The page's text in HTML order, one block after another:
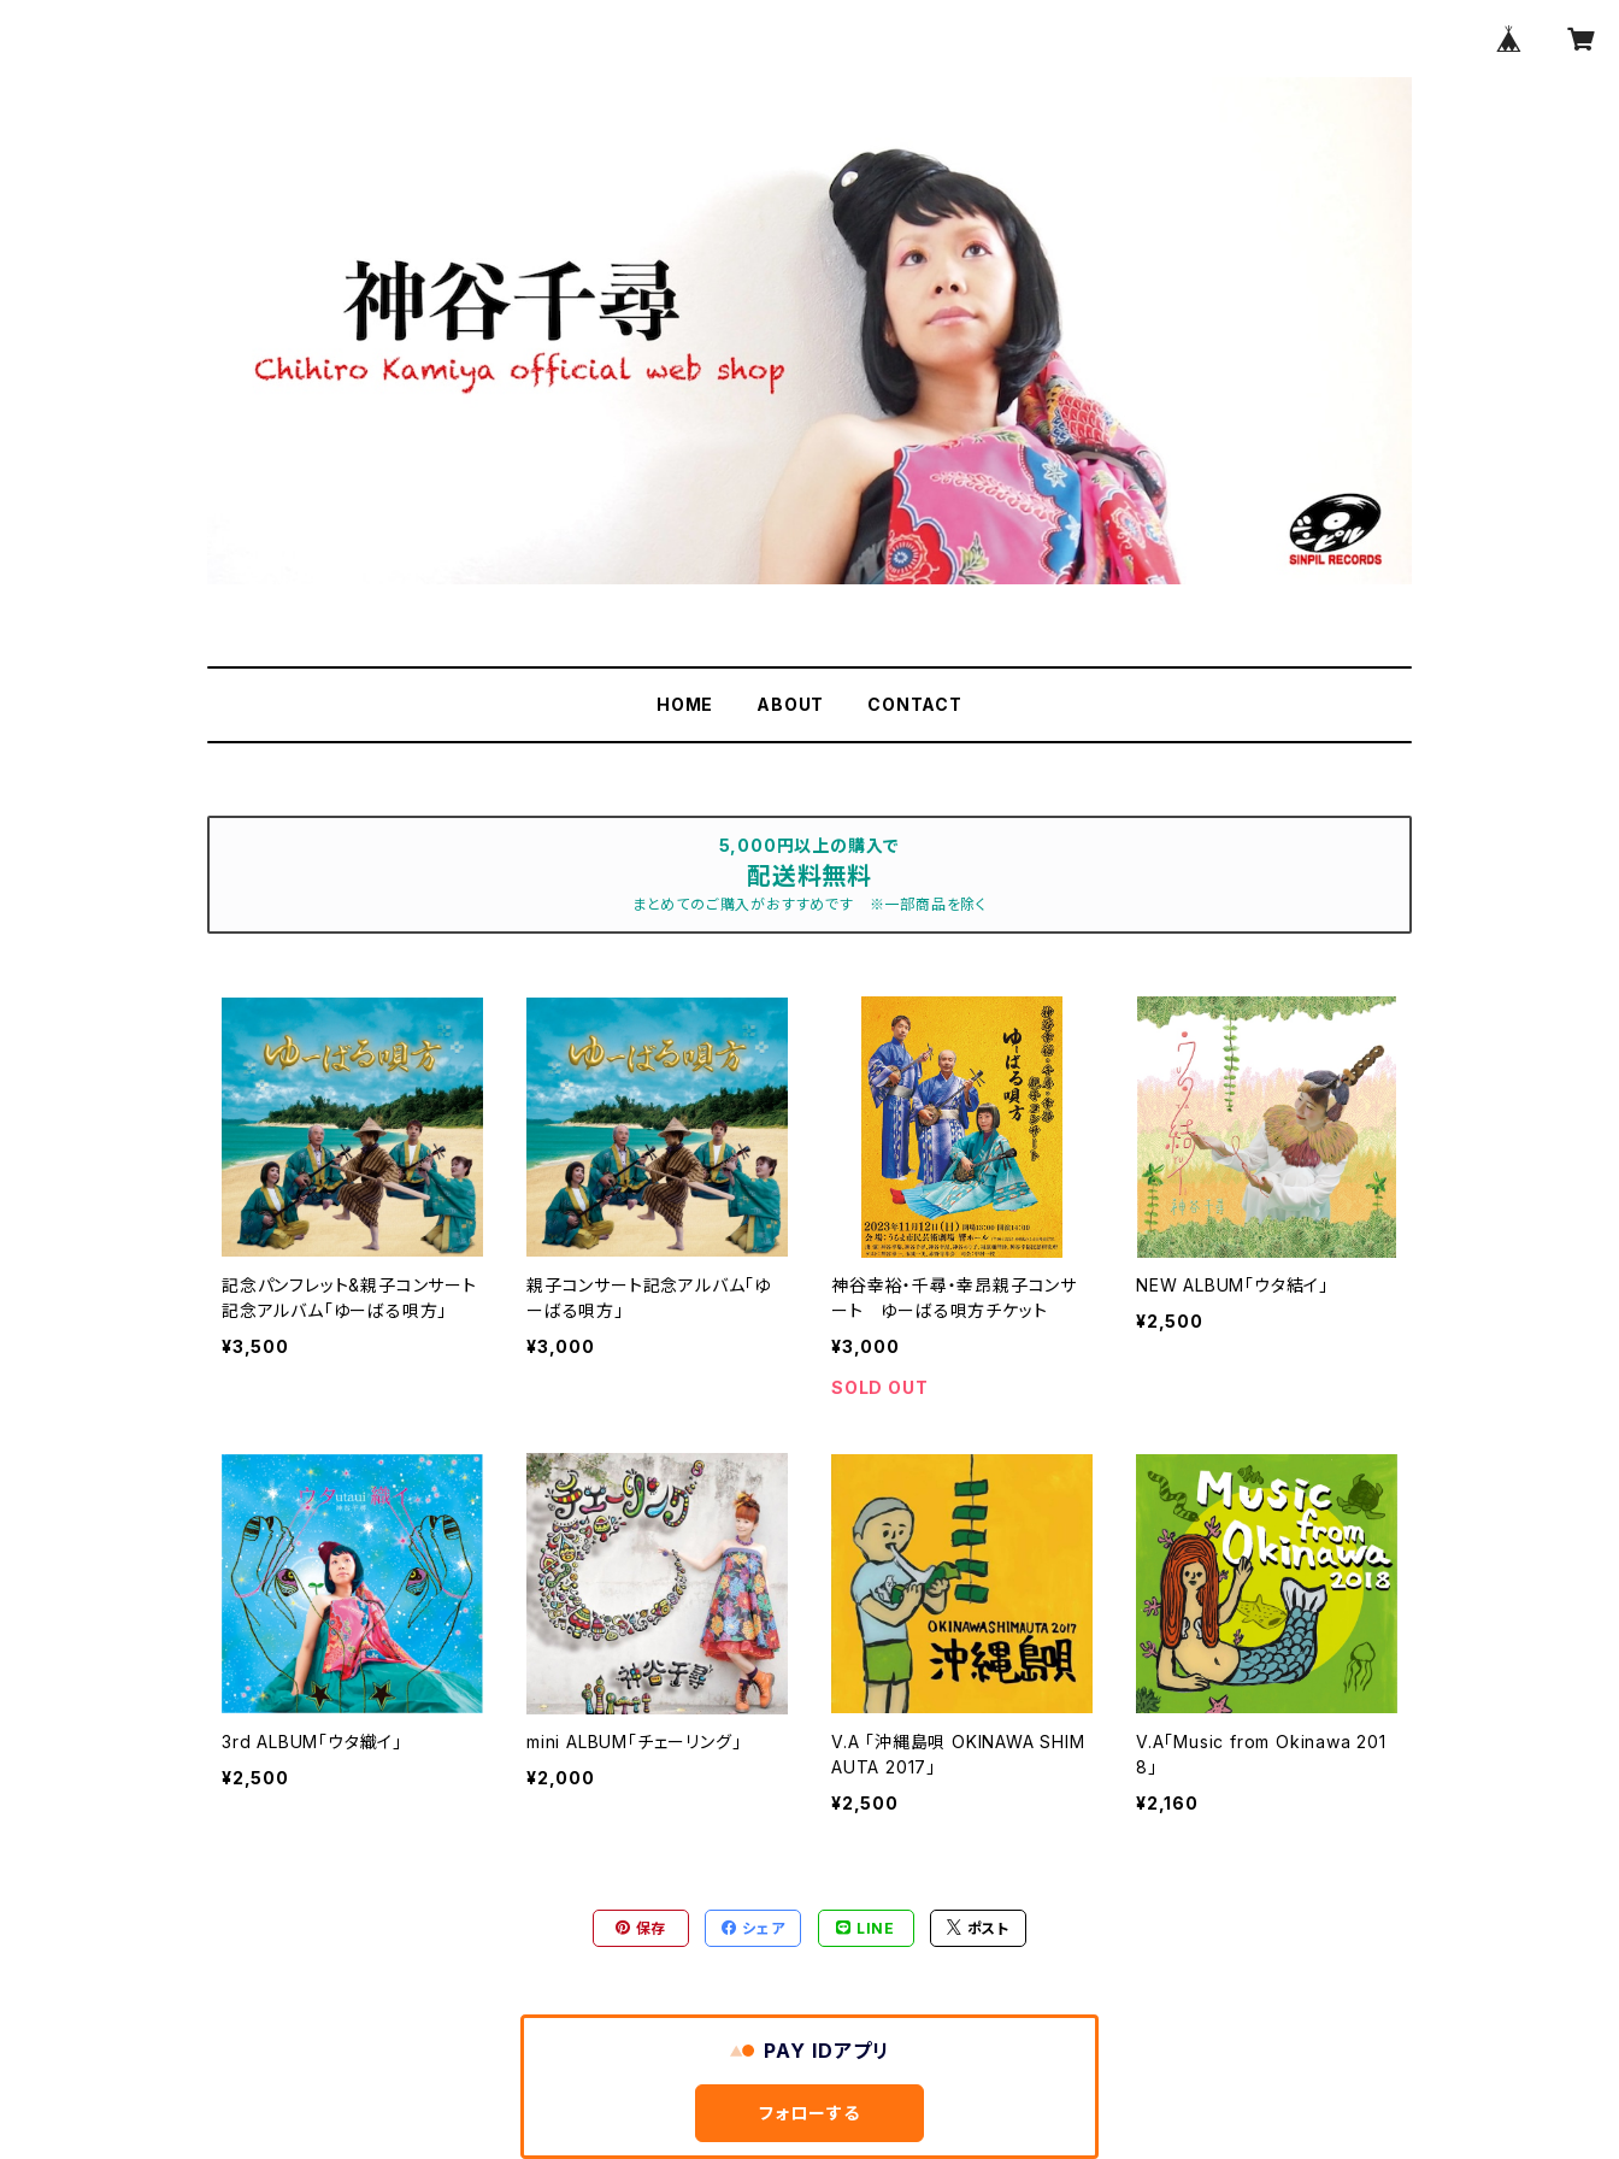
HOME ABOUT CONTACT
5,000円以上の購入で
配送料無料
まとめてのご購入がおすすめです ※一部商品を除く
記念パンフレット&親子コンサート
記念アルバム「ゆーばる唄方」
¥3,500
親子コンサート記念アルバム「ゆ
ーばる唄方」
¥3,000
神谷幸裕・千尋・幸昂親子コンサ
ート ゆーばる唄方チケット
¥3,000
SOLD OUT
NEW ALBUM「ウタ結イ」
¥2,500
3rd ALBUM「ウタ織イ」
¥2,500
mini ALBUM「チェーリング」
¥2,000
V.A 「沖縄島唄 OKINAWA SHIM
AUTA 2017」
¥2,500
V.A「Music from Okinawa 201
8」
¥2,160
保存 シェア LINE ポスト
PAY IDアプリ
フォローする